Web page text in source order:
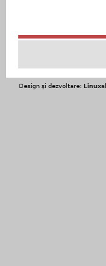
Design şi dezvoltare: